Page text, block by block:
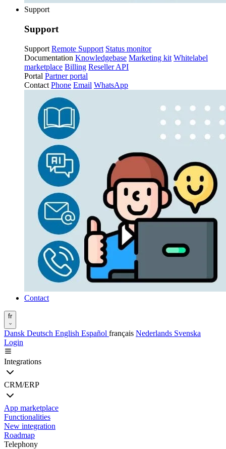
Support
Support
Support Remote Support Status monitor
Documentation Knowledgebase Marketing kit Whitelabel
marketplace Billing Reseller API
Portal Partner portal
Contact Phone Email WhatsApp
Contact
fr
Dansk Deutsch English Español français Nederlands Svenska
Login
Integrations
CRM/ERP
App marketplace
Functionalities
New integration
Roadmap
Telephony